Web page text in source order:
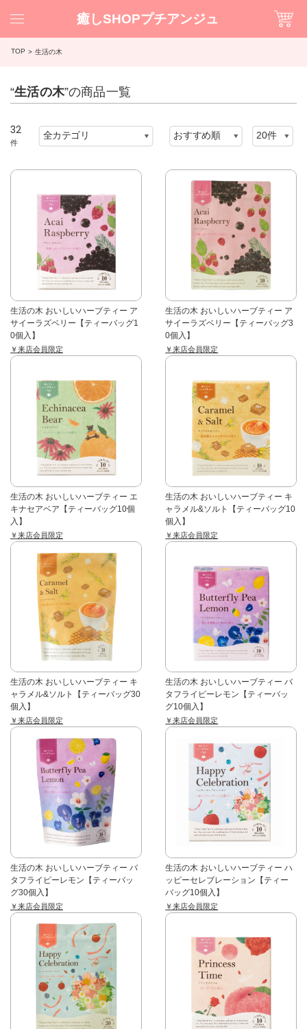
癒しSHOPプチアンジュ
TOP 生活の木
“生活の木”の商品一覧
32
件
生活の木 おいしいハーブティー ア
サイーラズベリー【ティーバッグ1
0個入】
￥来店会員限定
生活の木 おいしいハーブティー ア
サイーラズベリー【ティーバッグ3
0個入】
￥来店会員限定
生活の木 おいしいハーブティー エ
キナセアベア【ティーバッグ10個
入】
￥来店会員限定
生活の木 おいしいハーブティー キ
ャラメル&ソルト【ティーバッグ10
個入】
￥来店会員限定
生活の木 おいしいハーブティー キ
ャラメル&ソルト【ティーバッグ30
個入】
￥来店会員限定
生活の木 おいしいハーブティー バ
タフライピーレモン【ティーバッ
グ10個入】
￥来店会員限定
生活の木 おいしいハーブティー バ
タフライピーレモン【ティーバッ
グ30個入】
￥来店会員限定
生活の木 おいしいハーブティー ハ
ッピーセレブレーション【ティー
バッグ10個入】
￥来店会員限定